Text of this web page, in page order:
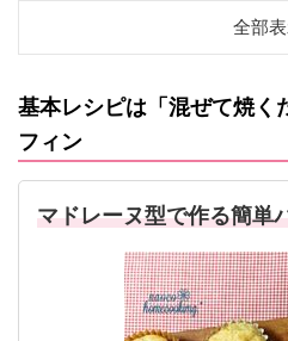
基本レシピは「混ぜて焼く
フィン
マドレーヌ型で作る簡単